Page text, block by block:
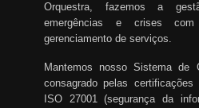
Orquestra, fazemos a
emergências e crises
gerenciamento de serviços.
Mantemos nosso Sistema de
consagrado pelas
ISO 27001 (segurança da